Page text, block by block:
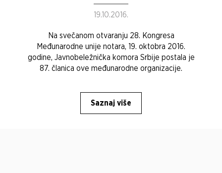
19.10.2016.
Na svečanom otvaranju 28. Kongresa
Međunarodne unije notara, 19. oktobra 2016.
godine, Javnobeležnička komora Srbije postala je
87. članica ove međunarodne organizacije.
Saznaj više